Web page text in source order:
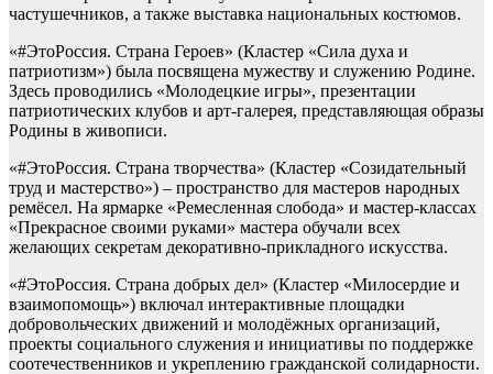
частушечников, а также выставка национальных костюмов.
«#ЭтоРоссия. Страна Героев» (Кластер «Сила духа и
патриотизм») была посвящена мужеству и служению Родине.
Здесь проводились «Молодецкие игры», презентации
патриотических клубов и арт-галерея, представляющая образы
Родины в живописи.
«#ЭтоРоссия. Страна творчества» (Кластер «Созидательный
труд и мастерство») – пространство для мастеров народных
ремёсел. На ярмарке «Ремесленная слобода» и мастер-классах
«Прекрасное своими руками» мастера обучали всех
желающих секретам декоративно-прикладного искусства.
«#ЭтоРоссия. Страна добрых дел» (Кластер «Милосердие и
взаимопомощь») включал интерактивные площадки
добровольческих движений и молодёжных организаций,
проекты социального служения и инициативы по поддержке
соотечественников и укреплению гражданской солидарности.